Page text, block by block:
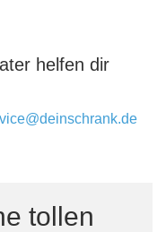
helfen dir
tollen